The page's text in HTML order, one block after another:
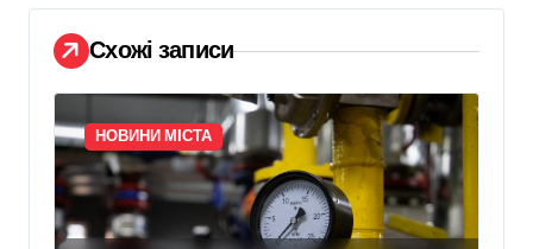
и
с
і
в
Схожі записи
НОВИНИ МІСТА